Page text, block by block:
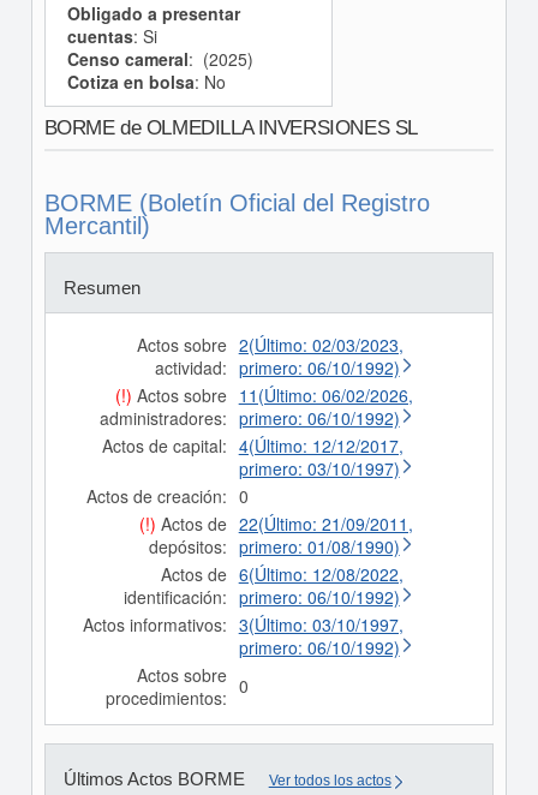
Obligado a presentar
cuentas: Si
Censo cameral: (2025)
Cotiza en bolsa: No
BORME de OLMEDILLA INVERSIONES SL
BORME (Boletín Oficial del Registro
Mercantil)
Resumen
Actos sobre
actividad:
2(Último: 02/03/2023,
primero: 06/10/1992)
(!) Actos sobre
administradores:
11(Último: 06/02/2026,
primero: 06/10/1992)
Actos de capital: 4(Último: 12/12/2017,
primero: 03/10/1997)
Actos de creación: 0
(!) Actos de
depósitos:
22(Último: 21/09/2011,
primero: 01/08/1990)
Actos de
identificación:
6(Último: 12/08/2022,
primero: 06/10/1992)
Actos informativos: 3(Último: 03/10/1997,
primero: 06/10/1992)
Actos sobre
procedimientos: 0
Últimos Actos BORME Ver todos los actos